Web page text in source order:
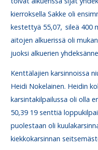
kierroksella Sakke oli
kestettyä 55,07, sileä 400
aitojen alkuerissä oli
juoksi alkuerien
Kenttälajien karsinnoissa
Heidi Nokelainen. Heidin
karsintakilpailussa oli olla
50,39 19 senttiä
puolestaan oli
kiekkokarsinnan